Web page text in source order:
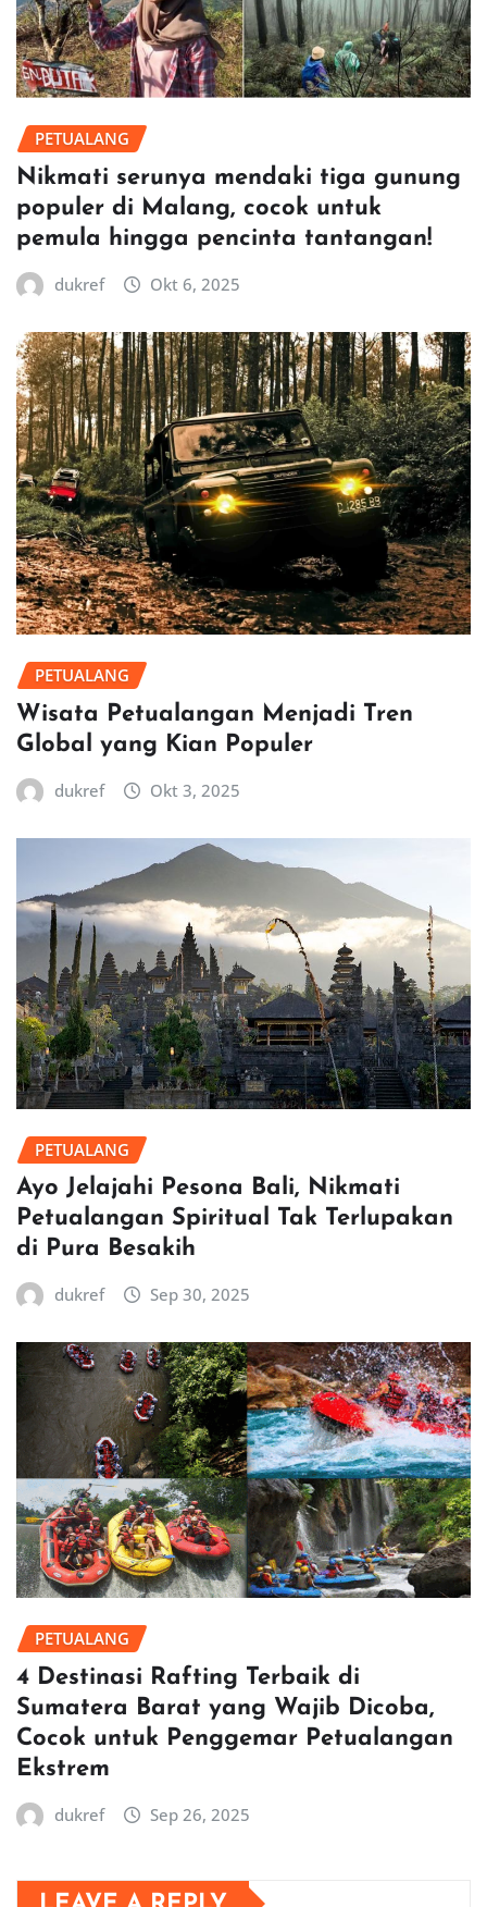
PETUALANG
Nikmati serunya mendaki tiga gunung
populer di Malang, cocok untuk
pemula hingga pencinta tantangan!
dukref Okt 6, 2025
PETUALANG
Wisata Petualangan Menjadi Tren
Global yang Kian Populer
dukref Okt 3, 2025
PETUALANG
Ayo Jelajahi Pesona Bali, Nikmati
Petualangan Spiritual Tak Terlupakan
di Pura Besakih
dukref Sep 30, 2025
PETUALANG
4 Destinasi Rafting Terbaik di
Sumatera Barat yang Wajib Dicoba,
Cocok untuk Penggemar Petualangan
Ekstrem
dukref Sep 26, 2025